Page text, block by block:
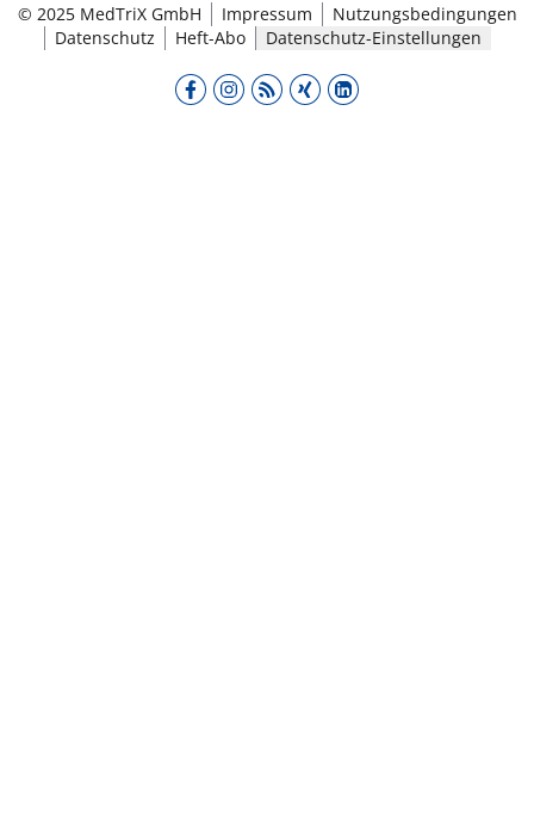
© 2025 MedTriX GmbH Impressum
Nutzungsbedingungen
Datenschutz
Heft-Abo Datenschutz-Einstellungen